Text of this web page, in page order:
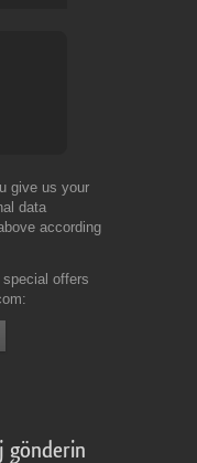
give us your
data
according
special offers
gönderin